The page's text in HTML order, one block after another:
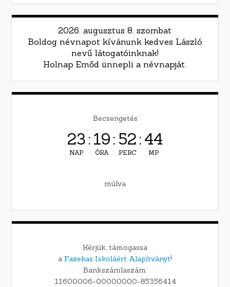
2026. augusztus 8. szombat
Boldog névnapot kívánunk kedves László
nevű látogatóinknak!
Holnap Emőd ünnepli a névnapját.
Becsengetés
23
NAP
:19
ÓRA
: 52
PERC
:43
MP
múlva
Kérjük, támogassa
a Fazekas Iskoláért Alapítványt!
Bankszámlaszám:
11600006-00000000-85356414